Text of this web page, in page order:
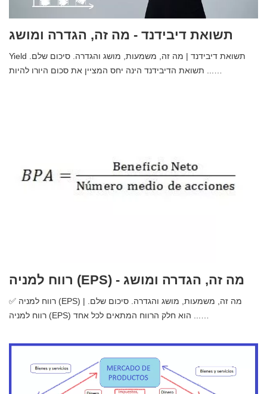
תשואת דיבידנד - מה זה, הגדרה ומושג
Yield תשואת דיבידנד | מה זה, משמעות, מושג והגדרה. סיכום שלם.
תשואת הדיבידנד הינה יחס המציין את סכום היורו להיות ...…
רווח למניה (EPS) - מה זה, הגדרה ומושג
✅ רווח למניה (EPS) | מה זה, משמעות, מושג והגדרה. סיכום שלם.
רווח למניה (EPS) הוא חלק הרווח המתאים לכל אחד ...…